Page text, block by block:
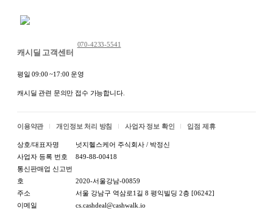
캐시딜 고객센터
070-4233-5541
평일 09:00 ~17:00 운영
캐시딜 관련 문의만 접수 가능합니다.
이용약관 개인정보 처리 방침 사업자 정보 확인 입점 제휴
상호/대표자명
넛지헬스케어 주식회사 / 박정신
사업자 등록 번호
849-88-00418
통신판매업 신고번
호
2020-서울강남-00859
주소
서울 강남구 역삼로1길 8 평익빌딩 2층 [06242]
이메일
cs.cashdeal@cashwalk.io